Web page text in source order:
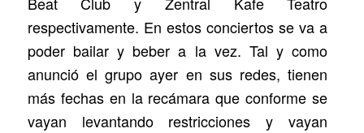
respectivamente. En estos conciertos se va a
poder bailar y beber a la vez. Tal y como
anunció el grupo ayer en sus redes, tienen
más fechas en la recámara que conforme se
vayan levantando restricciones y vayan